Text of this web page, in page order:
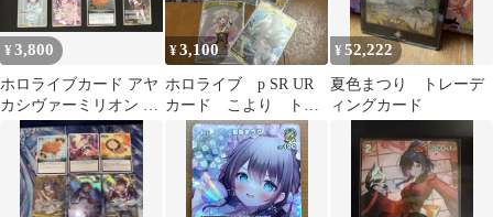
¥3,800
ホロライブカード アヤ
カシヴァーミリオン 夏
色まつり デッキパー
¥3,100
ホロライブ p SR UR
カード こより ト
ワ ベスティア スバ
ル ぼたん
¥52,222
夏色まつり トレーデ
ィングカード